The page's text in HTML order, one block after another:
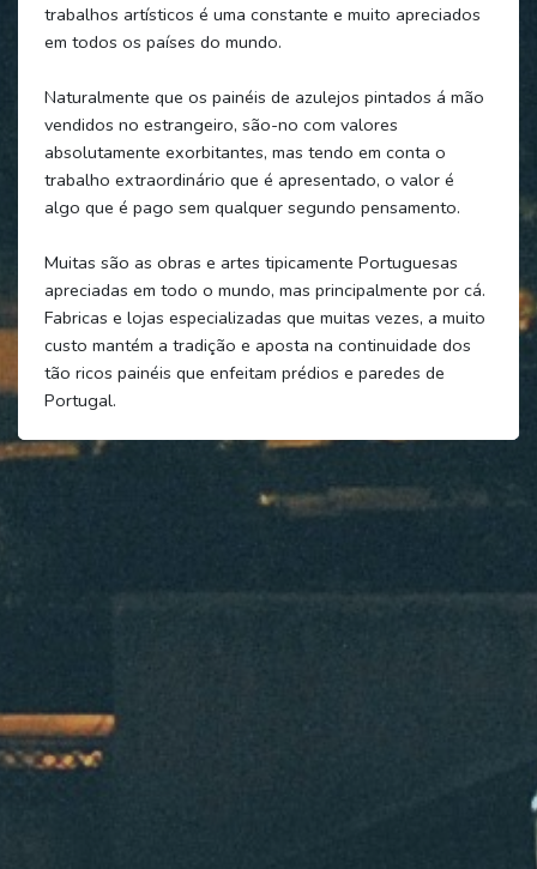
trabalhos artísticos é uma constante e muito apreciados
em todos os países do mundo.
Naturalmente que os painéis de azulejos pintados á mão
vendidos no estrangeiro, são-no com valores
absolutamente exorbitantes, mas tendo em conta o
trabalho extraordinário que é apresentado, o valor é
algo que é pago sem qualquer segundo pensamento.
Muitas são as obras e artes tipicamente Portuguesas
apreciadas em todo o mundo, mas principalmente por cá.
Fabricas e lojas especializadas que muitas vezes, a muito
custo mantém a tradição e aposta na continuidade dos
tão ricos painéis que enfeitam prédios e paredes de
Portugal.